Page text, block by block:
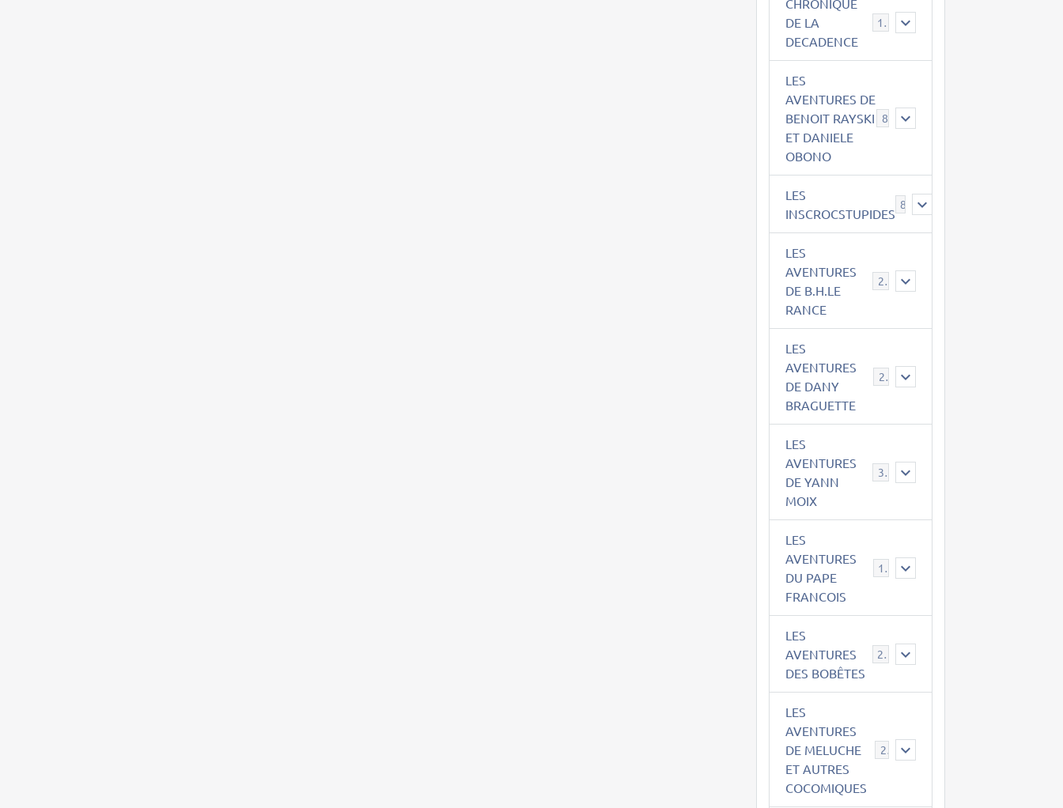
CHRONIQUE
DE LA
DECADENCE
12
LES
AVENTURES DE
BENOIT RAYSKI
ET DANIELE
OBONO
LES
INSCROCSTUPIDES
8
LES
AVENTURES
DE B.H.LE
RANCE
21
LES
AVENTURES
DE DANY
BRAGUETTE
29
LES
AVENTURES
DE YANN
MOIX
39
LES
AVENTURES
DU PAPE
FRANCOIS
15
LES
AVENTURES
DES BOBÊTES
23
LES
AVENTURES
DE MELUCHE
ET AUTRES
COCOMIQUES
22